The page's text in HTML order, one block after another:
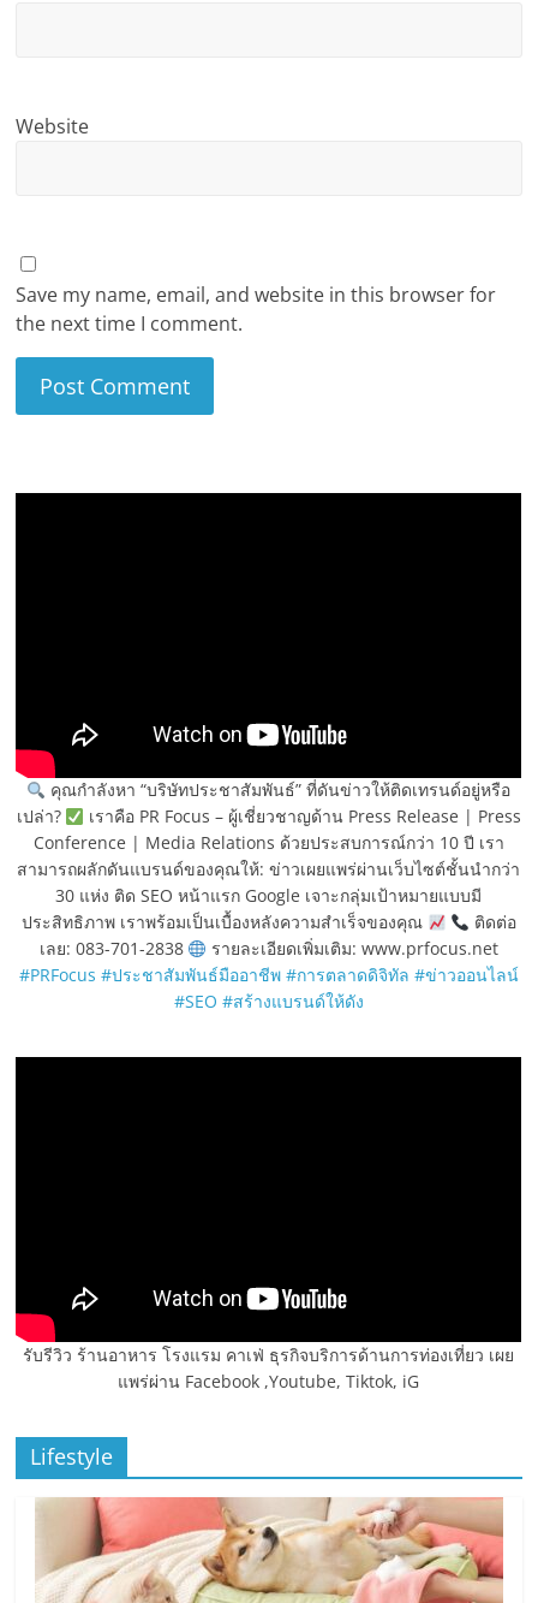
Website
Save my name, email, and website in this browser for
the next time I comment.
คุณกำลังหา “บริษัทประชาสัมพันธ์” ที่ดันข่าวให้ติดเทรนด์อยู่หรือ
เปล่า?
เราคือ PR Focus – ผู้เชี่ยวชาญด้าน Press Release | Press
Conference | Media Relations ด้วยประสบการณ์กว่า 10 ปี เรา
สามารถผลักดันแบรนด์ของคุณให้: ข่าวเผยแพร่ผ่านเว็บไซต์ชั้นนำกว่า
30 แห่ง ติด SEO หน้าแรก Google เจาะกลุ่มเป้าหมายแบบมี
ประสิทธิภาพ เราพร้อมเป็นเบื้องหลังความสำเร็จของคุณ
ติดต่อ
เลย: 083-701-2838
รายละเอียดเพิ่มเติม: www.prfocus.net
#PRFocus #ประชาสัมพันธ์มืออาชีพ #การตลาดดิจิทัล #ข่าวออนไลน์
#SEO #สร้างแบรนด์ให้ดัง
รับรีวิว ร้านอาหาร โรงแรม คาเฟ่ ธุรกิจบริการด้านการท่องเที่ยว เผย
แพร่ผ่าน Facebook ,Youtube, Tiktok, iG
Lifestyle